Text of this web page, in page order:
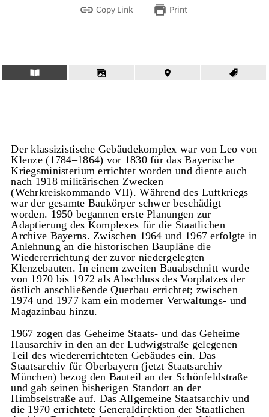
Copy Link Print
Der klassizistische Gebäudekomplex war von Leo von
Klenze (1784–1864) vor 1830 für das Bayerische
Kriegsministerium errichtet worden und diente auch
nach 1918 militärischen Zwecken
(Wehrkreiskommando VII). Während des Luftkriegs
war der gesamte Baukörper schwer beschädigt
worden. 1950 begannen erste Planungen zur
Adaptierung des Komplexes für die Staatlichen
Archive Bayerns. Zwischen 1964 und 1967 erfolgte in
Anlehnung an die historischen Baupläne die
Wiedererrichtung der zuvor niedergelegten
Klenzebauten. In einem zweiten Bauabschnitt wurde
von 1970 bis 1972 als Abschluss des Vorplatzes der
östlich anschließende Querbau errichtet; zwischen
1974 und 1977 kam ein moderner Verwaltungs- und
Magazinbau hinzu.
1967 zogen das Geheime Staats- und das Geheime
Hausarchiv in den an der Ludwigstraße gelegenen
Teil des wiedererrichteten Gebäudes ein. Das
Staatsarchiv für Oberbayern (jetzt Staatsarchiv
München) bezog den Bauteil an der Schönfeldstraße
und gab seinen bisherigen Standort an der
Himbselstraße auf. Das Allgemeine Staatsarchiv und
die 1970 errichtete Generaldirektion der Staatlichen